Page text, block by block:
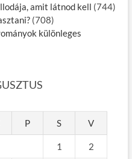
amit látnod kell (744)
(708)
különleges
P S V
1 2